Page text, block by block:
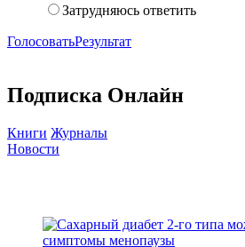
Затрудняюсь ответить
ГолосоватьРезультат
Подписка Онлайн
Книги Журналы
Новости